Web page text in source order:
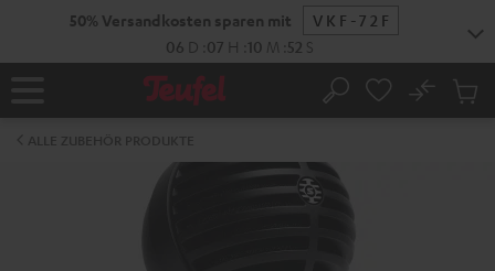
50% Versandkosten sparen mit
VKF-72F
06 D 07 H 10 M 51 S
Startseite Suche
No